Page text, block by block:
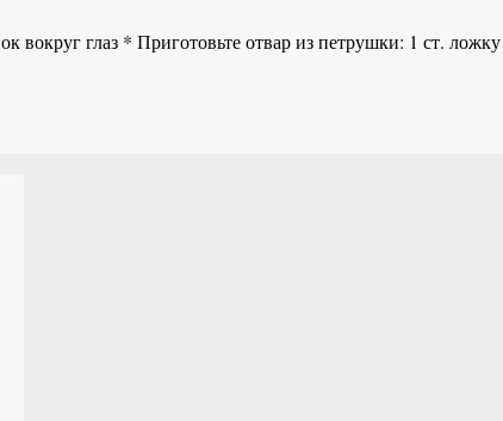
вокруг глаз * Приготовьте отвар из петрушки: 1 ст. ложку